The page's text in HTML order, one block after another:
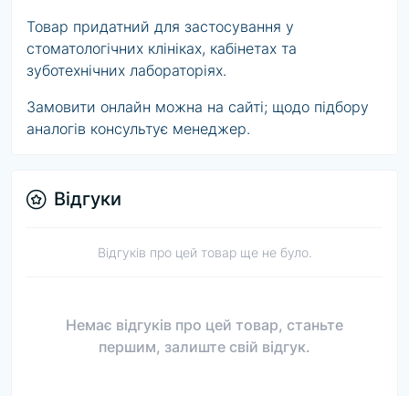
Товар придатний для застосування у
стоматологічних клініках, кабінетах та
зуботехнічних лабораторіях.
Замовити онлайн можна на сайті; щодо підбору
аналогів консультує менеджер.
Відгуки
Відгуків про цей товар ще не було.
Немає відгуків про цей товар, станьте
першим, залиште свій відгук.